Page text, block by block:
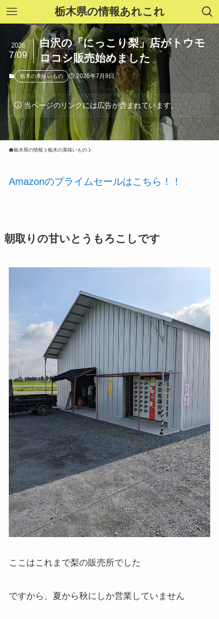
栃木県の情報あれこれ
白沢の「にっこり梨」店がトウモ
ロコシ販売始めました
2026
7/09
栃木の美味いもの 2026年7月9日
当ページのリンクには広告が含まれています。
栃木県の情報 栃木の美味いもの
Amazonのプライムセールはこちら！！
朝取りの甘いとうもろこしです
ここはこれまで梨の販売所でした
ですから、夏から秋にしか営業していません